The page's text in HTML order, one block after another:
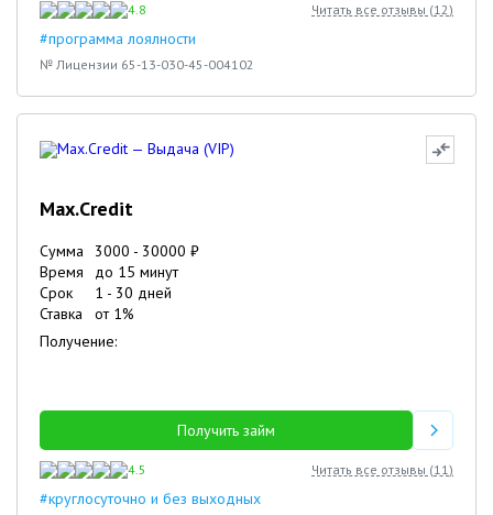
4.8 Читать все отзывы (12)
#программа лоялности
№ Лицензии 65-13-030-45-004102
Max.Credit
Сумма 3000 - 30000 ₽
Время
до 15 минут
Срок
1 - 30 дней
Ставка
от 1%
Получение:
Получить займ
4.5 Читать все отзывы (11)
#круглосуточно и без выходных